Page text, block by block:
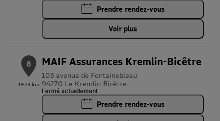
Prendre rendez-vous
Voir plus
8
19.23 km
MAIF Assurances Kremlin-Bicêtre
103 avenue de Fontainebleau
94270 Le Kremlin-Bicêtre
Fermé actuellement
Prendre rendez-vous